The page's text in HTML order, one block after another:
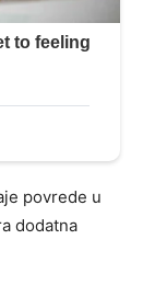
povrede u
dodatna